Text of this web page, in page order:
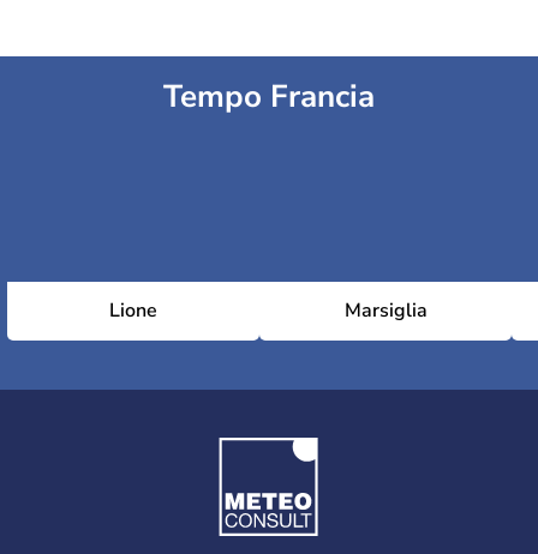
Tempo Francia
Lione Marsiglia